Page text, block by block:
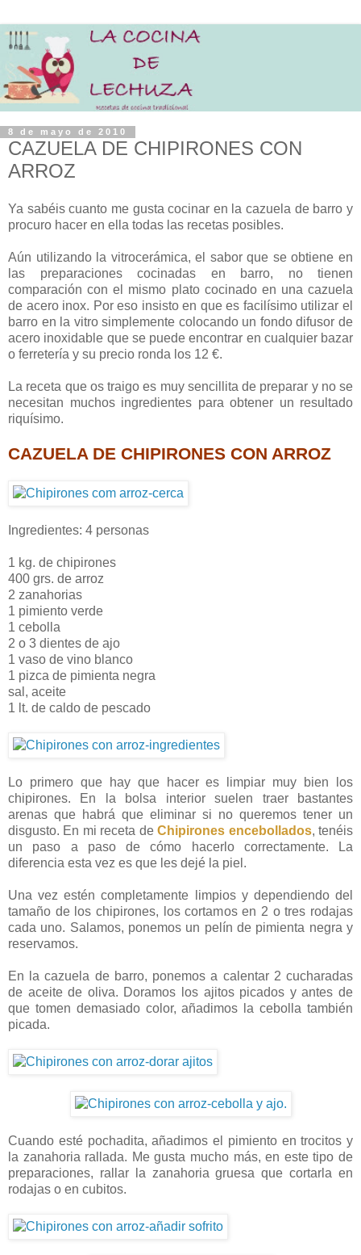
8 de mayo de 2010
CAZUELA DE CHIPIRONES CON
ARROZ
Ya sabéis cuanto me gusta cocinar en la cazuela de barro y
procuro hacer en ella todas las recetas posibles.
Aún utilizando la vitrocerámica, el sabor que se obtiene en
las preparaciones cocinadas en barro, no tienen
comparación con el mismo plato cocinado en una cazuela
de acero inox. Por eso insisto en que es facilísimo utilizar el
barro en la vitro simplemente colocando un fondo difusor de
acero inoxidable que se puede encontrar en cualquier bazar
o ferretería y su precio ronda los 12 €.
La receta que os traigo es muy sencillita de preparar y no se
necesitan muchos ingredientes para obtener un resultado
riquísimo.
CAZUELA DE CHIPIRONES CON ARROZ
Ingredientes: 4 personas
1 kg. de chipirones
400 grs. de arroz
2 zanahorias
1 pimiento verde
1 cebolla
2 o 3 dientes de ajo
1 vaso de vino blanco
1 pizca de pimienta negra
sal, aceite
1 lt. de caldo de pescado
Lo primero que hay que hacer es limpiar muy bien los
chipirones. En la bolsa interior suelen traer bastantes
arenas que habrá que eliminar si no queremos tener un
disgusto. En mi receta deChipirones encebollados, tenéis
un paso a paso de cómo hacerlo correctamente. La
diferencia esta vez es que les dejé la piel.
Una vez estén completamente limpios y dependiendo del
tamaño de los chipirones, los cortamos en 2 o tres rodajas
cada uno. Salamos, ponemos un pelín de pimienta negra y
reservamos.
En la cazuela de barro, ponemos a calentar 2 cucharadas
de aceite de oliva. Doramos los ajitos picados y antes de
que tomen demasiado color, añadimos la cebolla también
picada.
Cuando esté pochadita, añadimos el pimiento en trocitos y
la zanahoria rallada. Me gusta mucho más, en este tipo de
preparaciones, rallar la zanahoria gruesa que cortarla en
rodajas o en cubitos.